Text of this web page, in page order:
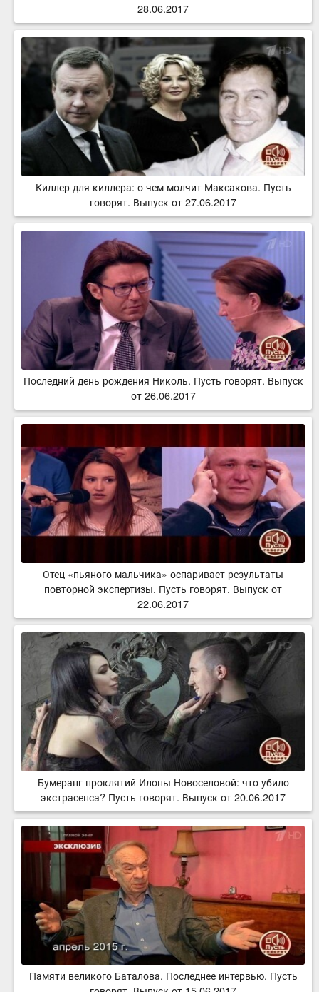
28.06.2017
Киллер для киллера: о чем молчит Максакова. Пусть
говорят. Выпуск от 27.06.2017
Последний день рождения Николь. Пусть говорят. Выпуск
от 26.06.2017
Отец «пьяного мальчика» оспаривает результаты
повторной экспертизы. Пусть говорят. Выпуск от
22.06.2017
Бумеранг проклятий Илоны Новоселовой: что убило
экстрасенса? Пусть говорят. Выпуск от 20.06.2017
Памяти великого Баталова. Последнее интервью. Пусть